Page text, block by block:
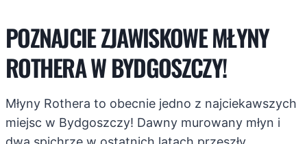
POZNAJCIE ZJAWISKOWE MŁYNY
ROTHERA W BYDGOSZCZY!
Młyny Rothera to obecnie jedno z najciekawszych
miejsc w Bydgoszczy! Dawny murowany młyn i